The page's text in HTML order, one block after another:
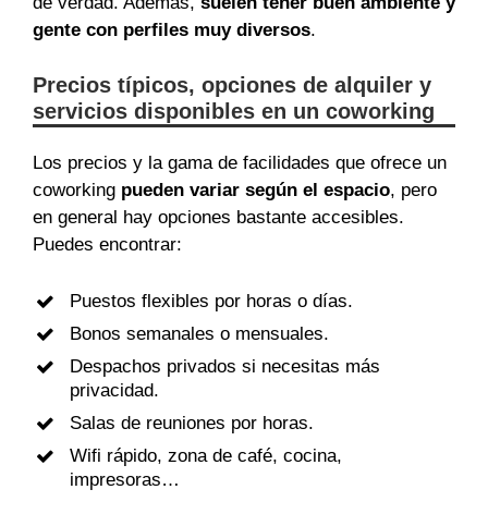
gente con perfiles muy diversos.
Precios típicos, opciones de alquiler y
servicios disponibles en un coworking
Los precios y la gama de facilidades que ofrece un
coworking pueden variar según el espacio, pero
en general hay opciones bastante accesibles.
Puedes encontrar:
Puestos flexibles por horas o días.
Bonos semanales o mensuales.
Despachos privados si necesitas más
privacidad.
Salas de reuniones por horas.
Wifi rápido, zona de café, cocina,
impresoras…